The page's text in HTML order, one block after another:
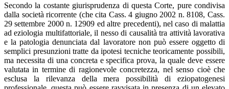
Secondo la costante giurisprudenza di questa Corte, pure condivisa
dalla società ricorrente (che cita Cass. 4 giugno 2002 n. 8108, Cass.
29 settembre 2000 n. 12909 ed altre precedenti), nel caso di malattia
ad eziologia multifattoriale, il nesso di causalità tra attività lavorativa
e la patologia denunciata dal lavoratore non può essere oggetto di
semplici presunzioni tratte da ipotesi tecniche teoricamente possibili,
ma necessita di una concreta e specifica prova, la quale deve essere
valutata in termine di ragionevole concretezza, nel senso cioè che
esclusa la rilevanza della mera possibilità di eziopatogenesi